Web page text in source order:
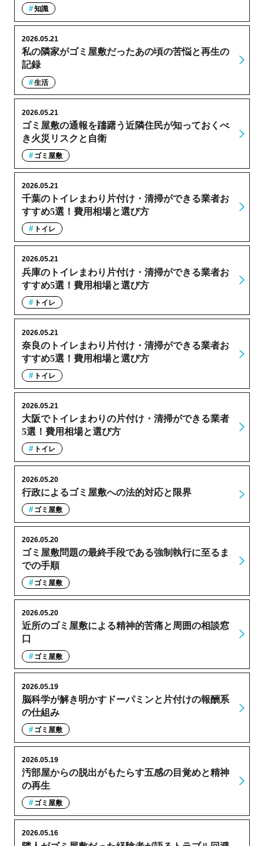
知識
私の隣家がゴミ屋敷だったあの頃の苦悩と再生の
記録
2026.05.21
生活
ゴミ屋敷の通報を躊躇う近隣住民が知っておくべ
き火災リスクと自衛
2026.05.21
ゴミ屋敷
千葉のトイレまわり片付け・清掃ができる業者お
すすめ5選！費用相場と選び方
2026.05.21
トイレ
兵庫のトイレまわり片付け・清掃ができる業者お
すすめ5選！費用相場と選び方
2026.05.21
トイレ
奈良のトイレまわり片付け・清掃ができる業者お
すすめ5選！費用相場と選び方
2026.05.21
トイレ
大阪でトイレまわりの片付け・清掃ができる業者
5選！費用相場と選び方
2026.05.21
トイレ
行政によるゴミ屋敷への法的対応と限界
2026.05.20
ゴミ屋敷
ゴミ屋敷問題の最終手段である強制執行に至るま
での手順
2026.05.20
ゴミ屋敷
近所のゴミ屋敷による精神的苦痛と周囲の相談窓
口
2026.05.20
ゴミ屋敷
脳科学が解き明かすドーパミンと片付けの報酬系
の仕組み
2026.05.19
ゴミ屋敷
汚部屋からの脱出がもたらす五感の目覚めと精神
の再生
2026.05.19
ゴミ屋敷
2026.05.16